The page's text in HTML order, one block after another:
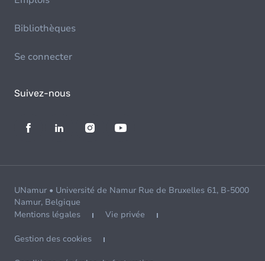
Bibliothèques
Se connecter
Suivez-nous
UNamur • Université de Namur Rue de Bruxelles 61, B-5000
Namur, Belgique
Mentions légales
Vie privée
Gestion des cookies